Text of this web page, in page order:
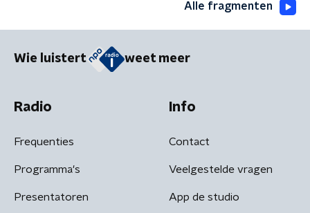
Alle fragmenten
Wie luistert weet meer
Radio
Frequenties
Programma's
Presentatoren
Info
Contact
Veelgestelde vragen
App de studio